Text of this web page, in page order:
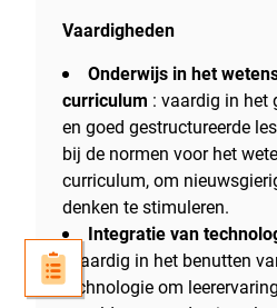
Vaardigheden
Onderwijs in het
curriculum : vaardig in het
en goed gestructureerde
bij de normen voor het
curriculum, om
denken te stimuleren.
Integratie van
: vaardig in het benutten
technologie om